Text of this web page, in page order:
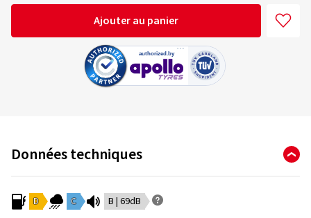
Ajouter au panier
Données techniques
D C B | 69dB